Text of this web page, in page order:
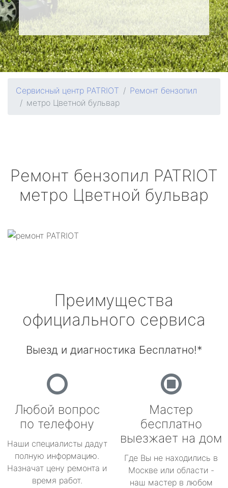
Сервисный центр PATRIOT
Ремонт бензопил
метро Цветной бульвар
Ремонт бензопил PATRIOT
метро Цветной бульвар
Преимущества
официального сервиса
Выезд и диагностика Бесплатно!*
Любой вопрос
по телефону
Наши специалисты дадут
полную информацию.
Назначат цену ремонта и
время работ.
Мастер
бесплатно
выезжает на дом
Где Вы не находились в
Москве или области -
наш мастер в любом